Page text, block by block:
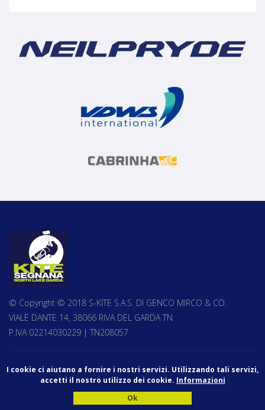
I cookie ci aiutano a fornire i nostri servizi. Utilizzando tali servizi,
accetti il nostro utilizzo dei cookie. Informazioni
Ok
© Copyright © 2018 S-KITE S.A.S. DI GENCO MIRCO & CO.
VIALE DANTE 14, 38066 RIVA DEL GARDA TN
P.IVA 02214030229 | TN208057
privacy cookies
MADE INKUMBEWITH PASSION